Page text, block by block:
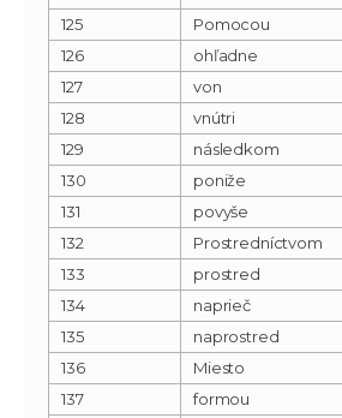
125
Pomocou
126
ohľadne
127
von
128
vnútri
129
následkom
130
poniže
131
povyše
132
Prostredníctvom
133
prostred
134
naprieč
135
naprostred
136
Miesto
137
formou